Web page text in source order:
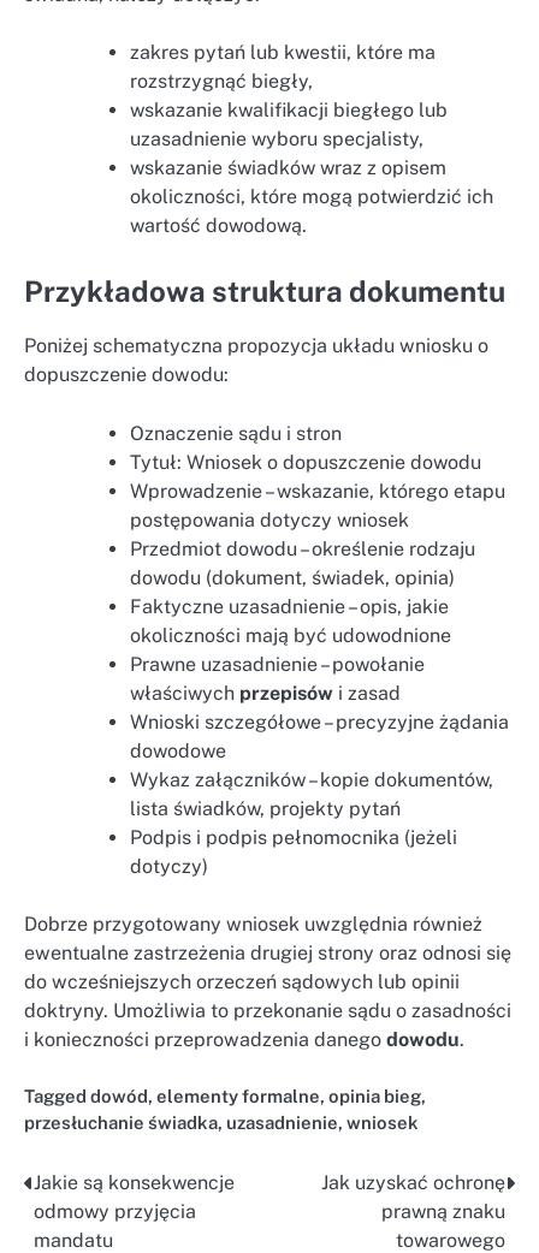
zakres pytań lub kwestii, które ma
rozstrzygnąć biegły,
wskazanie kwalifikacji biegłego lub
uzasadnienie wyboru specjalisty,
wskazanie świadków wraz z opisem
okoliczności, które mogą potwierdzić ich
wartość dowodową.
Przykładowa struktura dokumentu
Poniżej schematyczna propozycja układu wniosku o
dopuszczenie dowodu:
Oznaczenie sądu i stron
Tytuł: Wniosek o dopuszczenie dowodu
Wprowadzenie – wskazanie, którego etapu
postępowania dotyczy wniosek
Przedmiot dowodu – określenie rodzaju
dowodu (dokument, świadek, opinia)
Faktyczne uzasadnienie – opis, jakie
okoliczności mają być udowodnione
Prawne uzasadnienie – powołanie
właściwych przepisów i zasad
Wnioski szczegółowe – precyzyjne żądania
dowodowe
Wykaz załączników – kopie dokumentów,
lista świadków, projekty pytań
Podpis i podpis pełnomocnika (jeżeli
dotyczy)
Dobrze przygotowany wniosek uwzględnia również
ewentualne zastrzeżenia drugiej strony oraz odnosi się
do wcześniejszych orzeczeń sądowych lub opinii
doktryny. Umożliwia to przekonanie sądu o zasadności
i konieczności przeprowadzenia danego dowodu.
Tagged dowód, elementy formalne, opinia bieg,
przesłuchanie świadka, uzasadnienie, wniosek
Nawigacja
wpisu
Jakie są konsekwencje
odmowy przyjęcia
mandatu
Jak uzyskać ochronę
prawną znaku
towarowego